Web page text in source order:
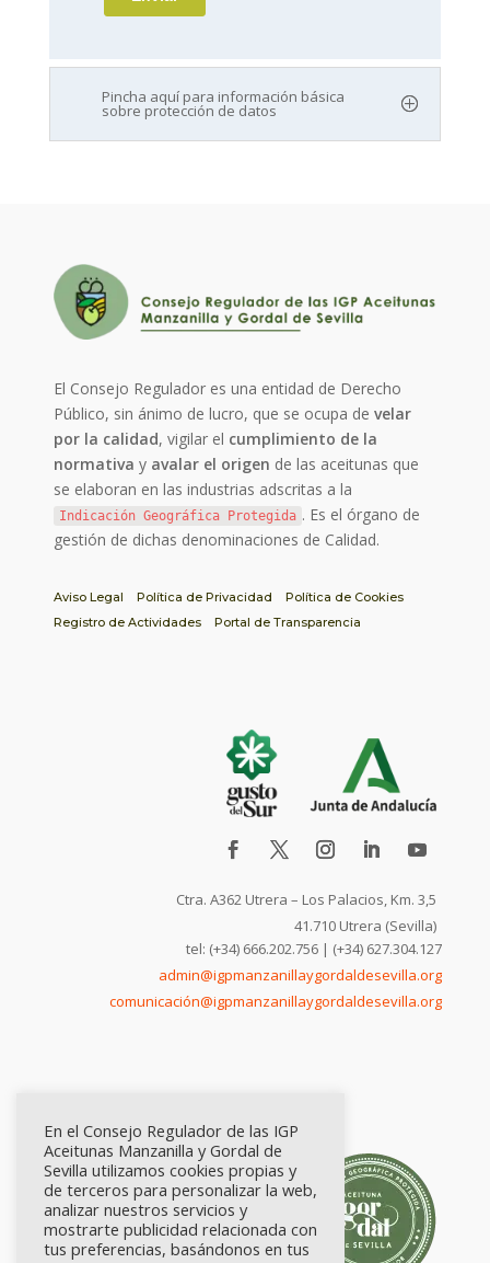
Pincha aquí para información básica
sobre protección de datos
El Consejo Regulador es una entidad de Derecho
Público, sin ánimo de lucro, que se ocupa develar
por la calidad, vigilar el cumplimiento de la
normativa y avalar el origen de las aceitunas que
se elaboran en las industrias adscritas a la
Indicación Geográfica Protegida . Es el órgano de
gestión de dichas denominaciones de Calidad.
Aviso Legal Política de Privacidad
Política de Cookies
Registro de Actividades
Portal de Transparencia
Ctra. A362 Utrera – Los Palacios, Km. 3,5
41.710 Utrera (Sevilla)
tel: (+34) 666.202.756 | (+34) 627.304.127
admin@igpmanzanillaygordaldesevilla.org
comunicación@igpmanzanillaygordaldesevilla.org
En el Consejo Regulador de las IGP
Aceitunas Manzanilla y Gordal de
Sevilla utilizamos cookies propias y
de terceros para personalizar la web,
analizar nuestros servicios y
mostrarte publicidad relacionada con
tus preferencias, basándonos en tus